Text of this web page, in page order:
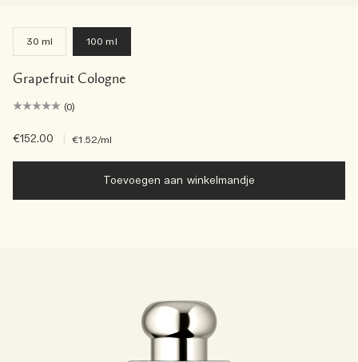
30 ml 100 ml
Grapefruit Cologne
(0)
€152.00 €1.52/ml
Toevoegen aan winkelmandje